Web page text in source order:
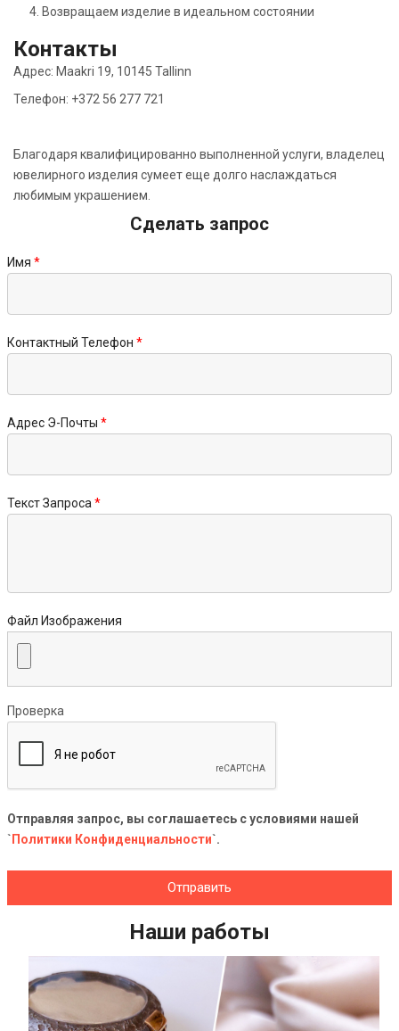
Возвращаем изделие в идеальном состоянии
Контакты
Адрес: Maakri 19, 10145 Tallinn
Телефон: +372 56 277 721
Благодаря квалифицированно выполненной услуги, владелец
ювелирного изделия сумеет еще долго наслаждаться
любимым украшением.
Сделать запрос
Имя
Контактный Телефон
Адрес Э-Почты
Текст Запроса
Файл Изображения
Проверка
Отправляя запрос, вы соглашаетесь с условиями нашей
` Политики Конфиденциальности`.
Отправить
Наши работы